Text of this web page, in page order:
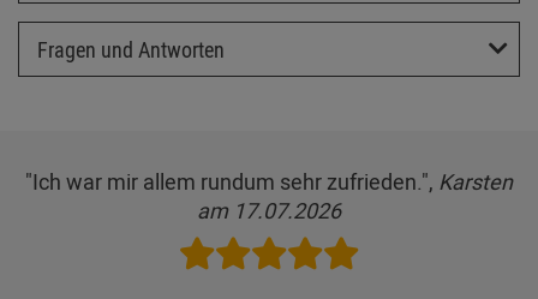
Fragen und Antworten
"Ich war mir allem rundum sehr zufrieden.", Karsten
am 17.07.2026